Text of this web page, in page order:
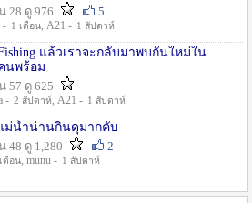
28 ดู 976
5
- 1 เดือน, A21 - 1 สัปดาห์
Fishing แล้วเราจะกลับมาพบกันใหม่ใน
นพร้อม
57 ดู 625
- 2 สัปดาห์, A21 - 1 สัปดาห์
ม่น้ำน่านกินดุมากคับ
48 ดู 1,280
2
ดือน, munu - 1 สัปดาห์